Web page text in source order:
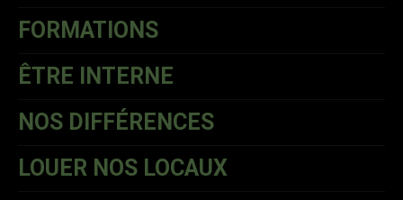
FORMATIONS
ÊTRE INTERNE
NOS DIFFÉRENCES
LOUER NOS LOCAUX